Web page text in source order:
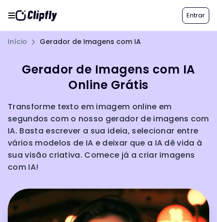
Entrar
Início Gerador de Imagens com IA
Gerador de Imagens com IA
Online Grátis
Transforme texto em imagem online em
segundos com o nosso gerador de imagens com
IA. Basta escrever a sua ideia, selecionar entre
vários modelos de IA e deixar que a IA dê vida à
sua visão criativa. Comece já a criar imagens
com IA!